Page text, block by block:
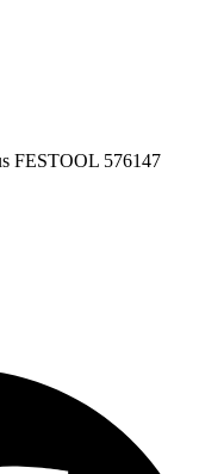
FESTOOL 576147